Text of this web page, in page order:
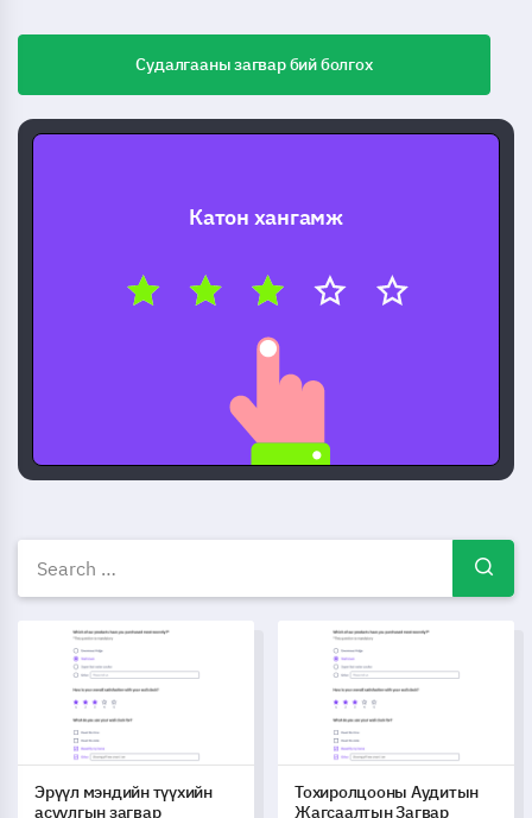
Судалгааны загвар бий болгох
Катон хангамж
Үнэгүй судалгааны
Эрүүл мэндийн түүхийн асуулгын загвар
Эрүүл мэндийн түүхийн
асуулгын загвар
Тохиролцооны Аудитын
Тохиролцооны Аудитын
Жагсаалтын Загвар